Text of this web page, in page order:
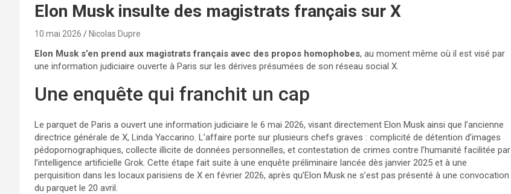
Elon Musk insulte des magistrats français sur X
10 mai 2026 Nicolas Dupre
Elon Musk s’en prend aux magistrats français avec des propos homophobes, au moment même où il est visé par
une information judiciaire ouverte à Paris sur les dérives présumées de son réseau social X.
Une enquête qui franchit un cap
Le parquet de Paris a ouvert une information judiciaire le 6 mai 2026, visant directement Elon Musk ainsi que l’ancienne
directrice générale de X, Linda Yaccarino. L’affaire porte sur plusieurs chefs graves : complicité de détention d’images
pédopornographiques, collecte illicite de données personnelles, et contestation de crimes contre l’humanité facilitée par
l’intelligence artificielle Grok. Cette étape fait suite à une enquête préliminaire lancée dès janvier 2025 et à une
perquisition dans les locaux parisiens de X en février 2026, après qu’Elon Musk ne s’est pas présenté à une convocation
du parquet le 20 avril.